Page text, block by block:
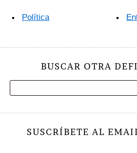
Política
BUSCAR OTRA
SUSCRÍBETE AL